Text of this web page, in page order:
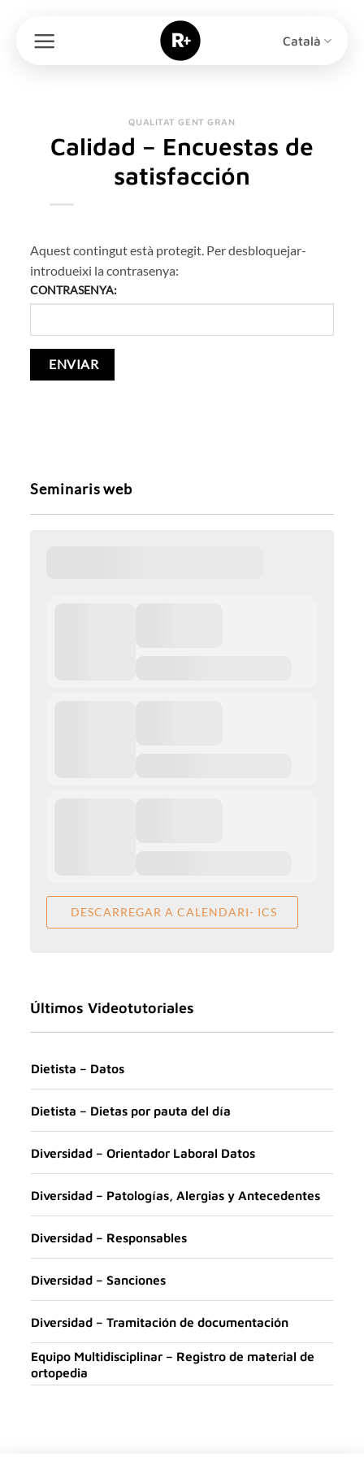
content
Català
QUALITAT GENT GRAN
Calidad – Encuestas de
satisfacción
Aquest contingut està protegit. Per desbloquejar-
introdueixi la contrasenya:
CONTRASENYA:
Seminaris web
DESCARREGAR A CALENDARI- ICS
Últimos Videotutoriales
Dietista – Datos
Dietista – Dietas por pauta del día
Diversidad – Orientador Laboral Datos
Diversidad – Patologías, Alergias y Antecedentes
Diversidad – Responsables
Diversidad – Sanciones
Diversidad – Tramitación de documentación
Equipo Multidisciplinar – Registro de material de
ortopedia